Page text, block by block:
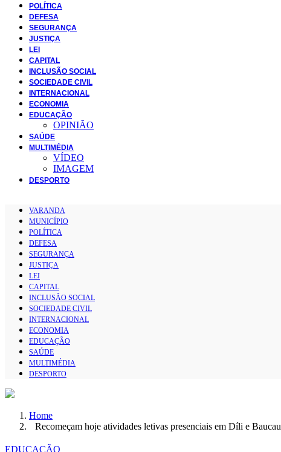
POLÍTICA
DEFESA
SEGURANÇA
JUSTIÇA
LEI
CAPITAL
INCLUSÃO SOCIAL
SOCIEDADE CIVIL
INTERNACIONAL
ECONOMIA
EDUCAÇÃO
OPINIÃO
SAÚDE
MULTIMÉDIA
VÍDEO
IMAGEM
DESPORTO
VARANDA
MUNICÍPIO
POLÍTICA
DEFESA
SEGURANÇA
JUSTIÇA
LEI
CAPITAL
INCLUSÃO SOCIAL
SOCIEDADE CIVIL
INTERNACIONAL
ECONOMIA
EDUCAÇÃO
SAÚDE
MULTIMÉDIA
DESPORTO
Home
Recomeçam hoje atividades letivas presenciais em Díli e Baucau
EDUCAÇÃO